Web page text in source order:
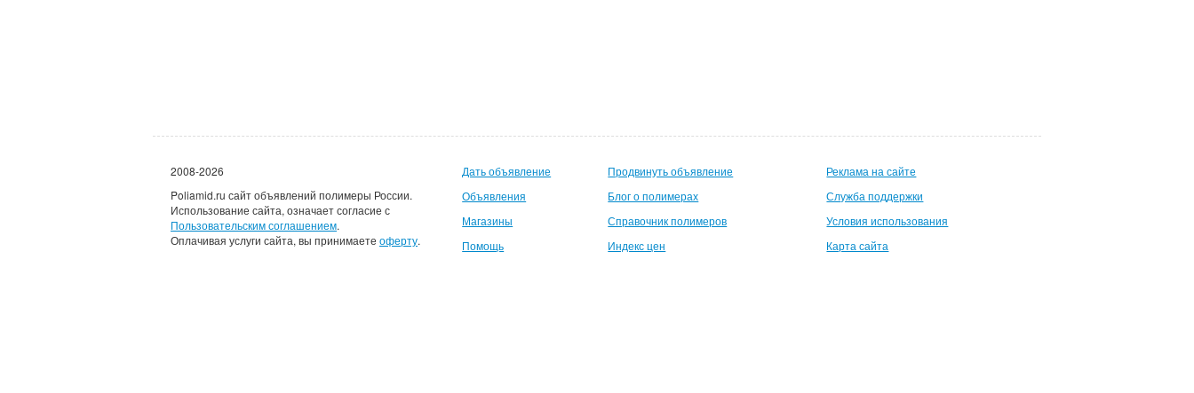
2008-2026
Poliamid.ru сайт объявлений полимеры России.
Использование сайта, означает согласие с
Пользовательским соглашением.
Оплачивая услуги сайта, вы принимаете оферту.
Дать объявление
Объявления
Магазины
Помощь
Продвинуть объявление
Блог о полимерах
Справочник полимеров
Индекс цен
Реклама на сайте
Служба поддержки
Условия использования
Карта сайта